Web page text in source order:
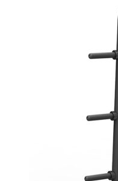
Xe Đạp
Xe đạp
Máy
Máy
Máy
Máy
Máy tập
Thiết Bị Phòng
Máy
Máy
Robot
Ghế Tập
Khung
Dàn Tập
Máy tập
Dụng Cụ Tập